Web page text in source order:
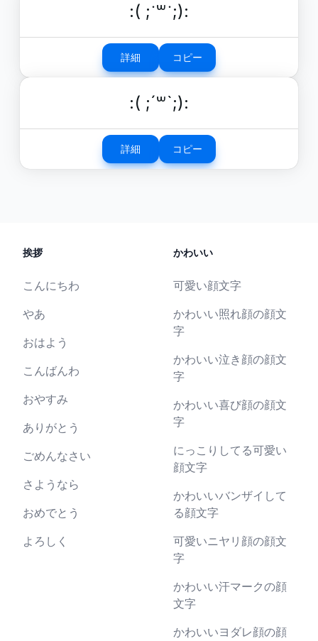
:( ;˙꒳˙;):
詳細 コピー
:( ;´꒳`;):
詳細 コピー
挨拶
こんにちわ
やあ
おはよう
こんばんわ
おやすみ
ありがとう
ごめんなさい
さようなら
おめでとう
よろしく
かわいい
可愛い顔文字
かわいい照れ顔の顔文
字
かわいい泣き顔の顔文
字
かわいい喜び顔の顔文
字
にっこりしてる可愛い
顔文字
かわいいバンザイして
る顔文字
可愛いニヤリ顔の顔文
字
かわいい汗マークの顔
文字
かわいいヨダレ顔の顔